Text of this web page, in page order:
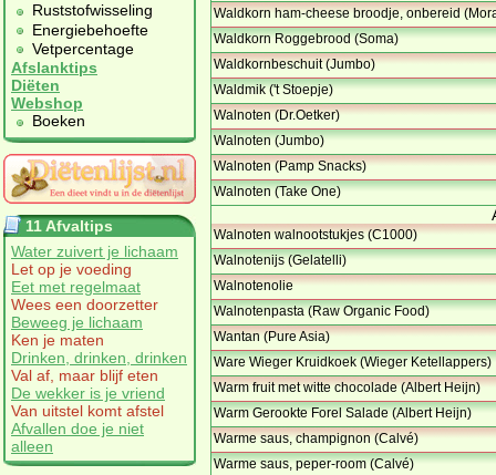
Ruststofwisseling
Energiebehoefte
Vetpercentage
Afslanktips
Diëten
Webshop
Boeken
11 Afvaltips
Water zuivert je lichaam
Let op je voeding
Eet met regelmaat
Wees een doorzetter
Beweeg je lichaam
Ken je maten
Drinken, drinken, drinken
Val af, maar blijf eten
De wekker is je vriend
Van uitstel komt afstel
Afvallen doe je niet
alleen
Waldkorn ham-cheese broodje, onbereid
Waldkorn Roggebrood (Soma)
Waldkornbeschuit (Jumbo)
Waldmik ('t Stoepje)
Walnoten (Dr.Oetker)
Walnoten (Jumbo)
Walnoten (Pamp Snacks)
Walnoten (Take One)
Walnoten walnootstukjes (C1000)
Walnotenijs (Gelatelli)
Walnotenolie
Walnotenpasta (Raw Organic Food)
Wantan (Pure Asia)
Ware Wieger Kruidkoek (Wieger Ketellappers)
Warm fruit met witte chocolade (Albert Heijn)
Warm Gerookte Forel Salade (Albert Heijn)
Warme saus, champignon (Calvé)
Warme saus, peper-room (Calvé)